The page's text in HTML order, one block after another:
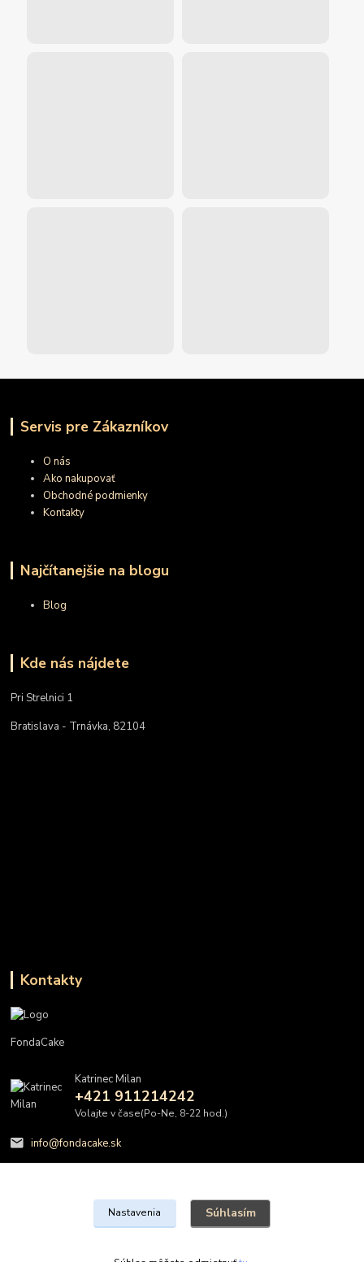
Servis pre Zákazníkov
O nás
Ako nakupovať
Obchodné podmienky
Kontakty
Najčítanejšie na blogu
Blog
Kde nás nájdete
Pri Strelnici 1
Bratislava - Trnávka, 82104
Kontakty
FondaCake
Katrinec Milan
+421 911214242
Volajte v čase(Po-Ne, 8-22 hod.)
info@fondacake.sk
Nastavenia Súhlasím